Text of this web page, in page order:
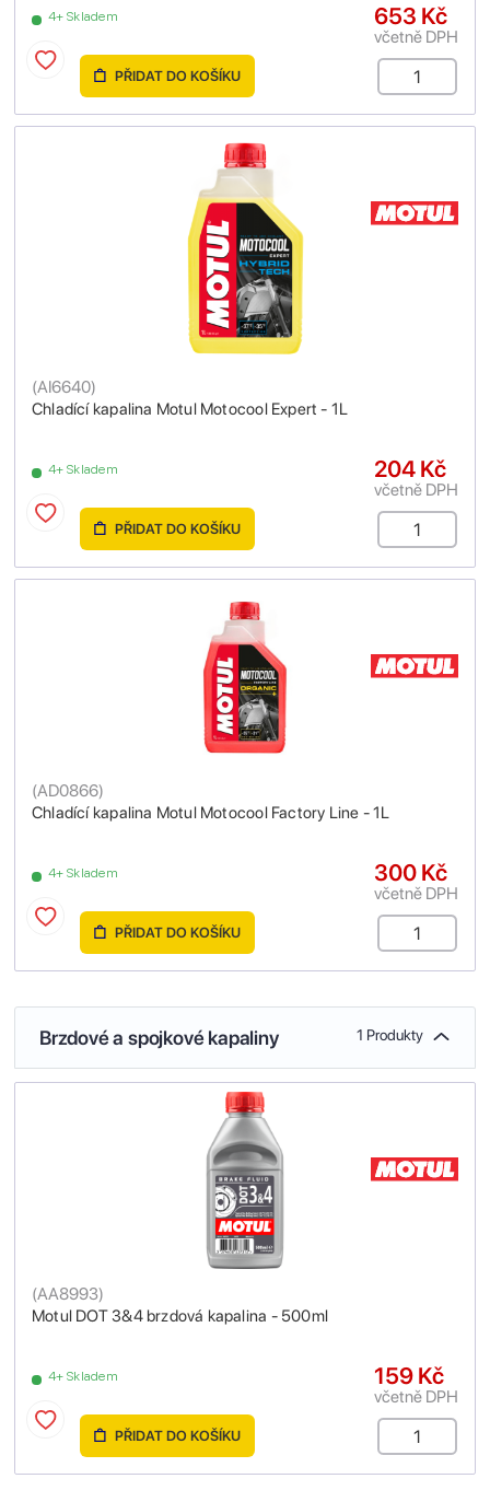
4+ Skladem 653 Kč
včetně DPH
PŘIDAT DO KOŠÍKU
Chladící kapalina Motul Motocool Expert - 1L
(AI6640)
4+ Skladem 204 Kč
včetně DPH
PŘIDAT DO KOŠÍKU
Chladící kapalina Motul Motocool Factory Line - 1L
(AD0866)
4+ Skladem 300 Kč
včetně DPH
PŘIDAT DO KOŠÍKU
Brzdové a spojkové kapaliny 1 Produkty
Motul DOT 3&4 brzdová kapalina - 500ml
(AA8993)
4+ Skladem 159 Kč
včetně DPH
PŘIDAT DO KOŠÍKU